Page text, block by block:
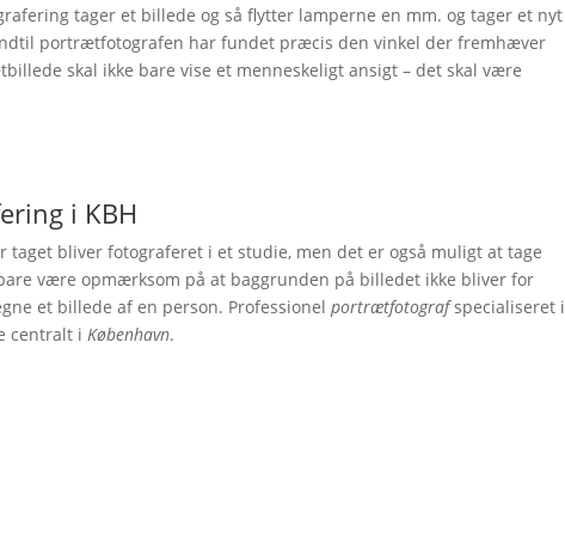
tager et billede og så flytter lamperne en mm. og tager et nyt
portrætfotografen har fundet præcis den vinkel der fremhæver
skal ikke bare vise et menneskeligt ansigt – det skal være
i KBH
bliver fotograferet i et studie, men det er også muligt at tage
være opmærksom på at baggrunden på billedet ikke bliver for
et billede af en person. Professionelportrætfotografspecialiseret i
centralt iKøbenhavn.